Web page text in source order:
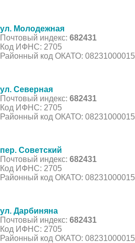
ул. Молодежная
Почтовый индекс: 682431
Код ИФНС: 2705
Районный код ОКАТО: 08231000015
ул. Северная
Почтовый индекс: 682431
Код ИФНС: 2705
Районный код ОКАТО: 08231000015
пер. Советский
Почтовый индекс: 682431
Код ИФНС: 2705
Районный код ОКАТО: 08231000015
ул. Дарбиняна
Почтовый индекс: 682431
Код ИФНС: 2705
Районный код ОКАТО: 08231000015